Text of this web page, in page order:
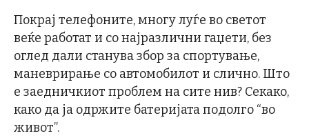
Покрај телефоните, многу луѓе во светот
веќе работат и со најразлични гаџети, без
оглед дали станува збор за спортување,
маневрирање со автомобилот и слично. Што
е заедничкиот проблем на сите нив? Секако,
како да ја одржите батеријата подолго “во
живот”.